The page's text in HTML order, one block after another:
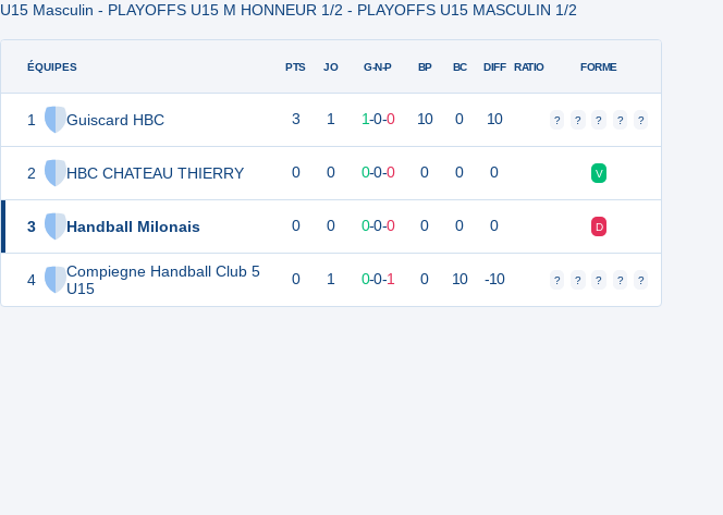
U15 Masculin - PLAYOFFS U15 M HONNEUR 1/2 - PLAYOFFS U15 MASCULIN 1/2
ÉQUIPES
1 Guiscard HBC
2 HBC CHATEAU THIERRY
3 Handball Milonais
4
Compiegne Handball Club 5
U15
PTS JO G-N-P BP BC DIFF RATIO FORME
3 1 1-0-0 10 0 10 ? ? ? ? ?
0 0 0-0-0 0 0 0 V
0 0 0-0-0 0 0 0 D
0 1 0-0-1 0 10 -10 ? ? ? ? ?